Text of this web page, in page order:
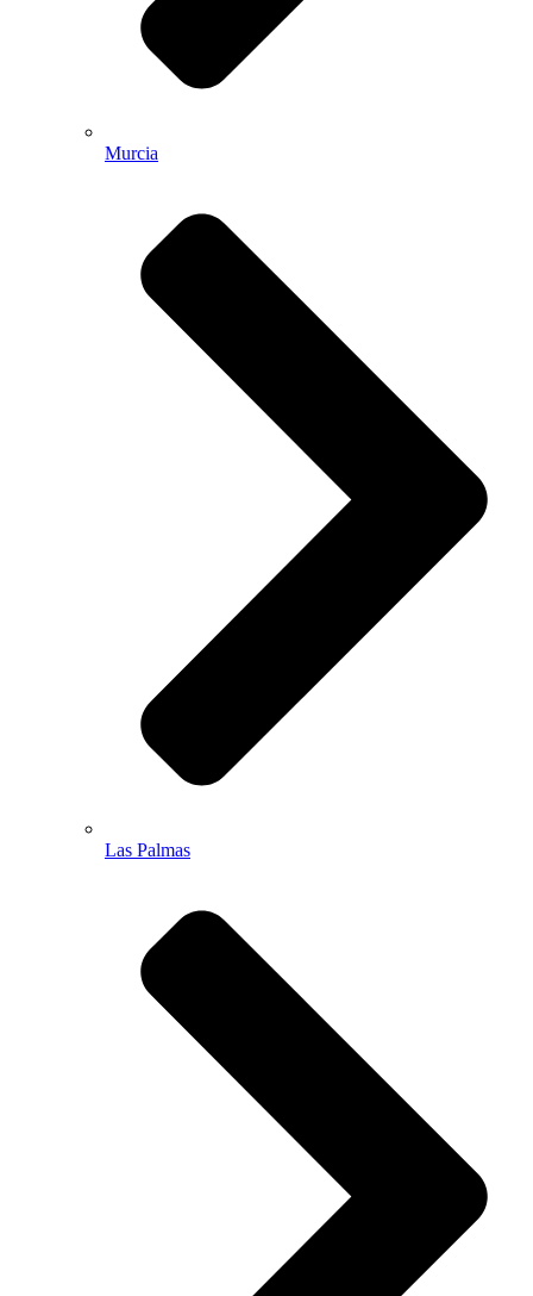
Murcia
Las Palmas